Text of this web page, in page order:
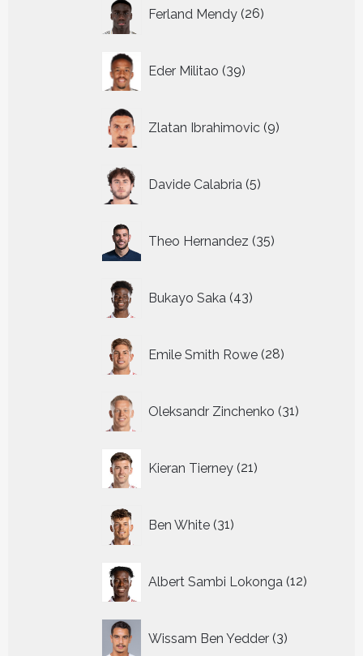
Ferland Mendy 26
producten
Eder Militao 39
producten
Zlatan Ibrahimovic 9
producten
Davide Calabria 5
producten
Theo Hernandez 35
producten
Bukayo Saka 43
producten
Emile Smith Rowe 28
producten
Oleksandr Zinchenko 31
producten
Kieran Tierney 21
producten
Ben White 31
producten
Albert Sambi Lokonga 12
Wissam Ben Yedder 3
producten